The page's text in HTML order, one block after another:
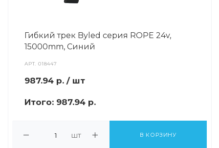
Гибкий трек Byled серия ROPE 24v,
15000mm, Синий
АРТ.018447
987.94 р. / шт
Итого: 987.94 р.
шт В КОРЗИНУ